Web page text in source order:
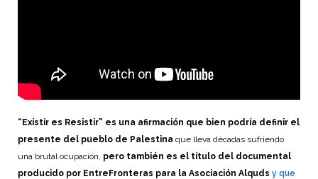
“Existir es Resistir” es una afirmación que bien podría definir el
presente del pueblo de Palestina que lleva décadas sufriendo
una brutal ocupación, pero también es el título del documental
producido por EntreFronteras para la Asociación Alquds y que